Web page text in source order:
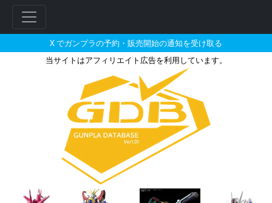
X でガンプラの予約・販売開始の通知を受け取る
当サイトはアフィリエイト広告を利用しています。
HG 1/144 ガッデスとそれに関連